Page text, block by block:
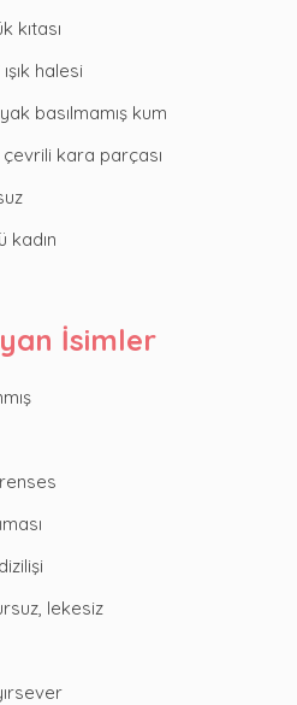
kıtası
halesi
basılmamış kum
kara parçası
kadın
İsimler
lekesiz